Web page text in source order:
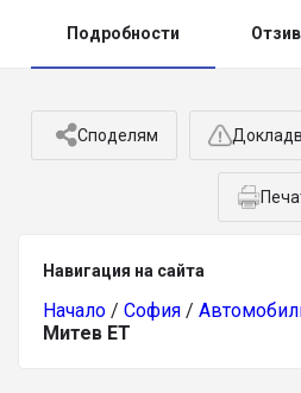
Подробности
Споделям
Навигация на сайта
Начало / София /
Митев ЕТ